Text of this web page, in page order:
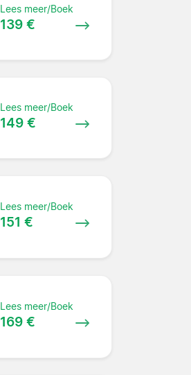
Lees meer/Boek
139 €
Lees meer/Boek
149 €
Lees meer/Boek
151 €
Lees meer/Boek
169 €